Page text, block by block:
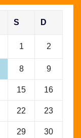
S D
1 2
8 9
15 16
22 23
29 30